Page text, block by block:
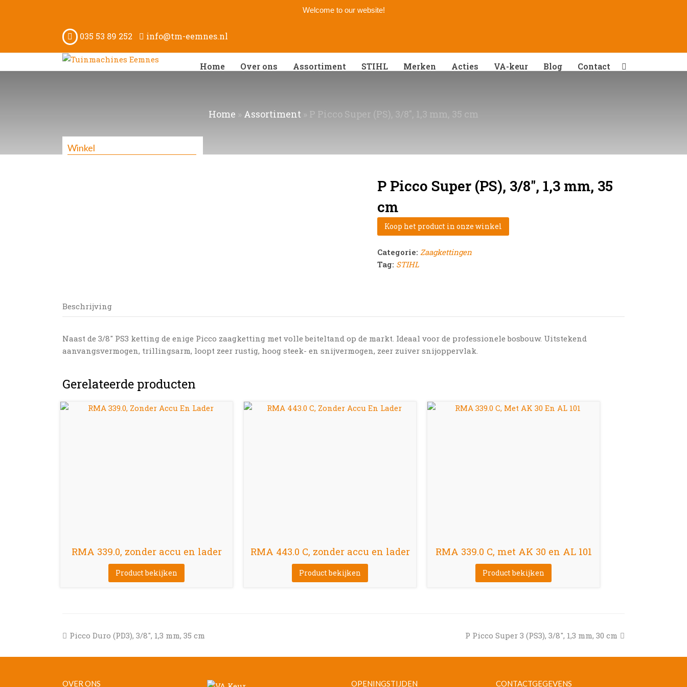
Welcome to our website!
035 53 89 252 info@tm-eemnes.nl
Home Over ons Assortiment STIHL Merken Acties VA-keur Blog Contact
Winkel
Home » Assortiment » P Picco Super (PS), 3/8″, 1,3 mm, 35 cm
P Picco Super (PS), 3/8″, 1,3 mm, 35
cm
Koop het product in onze winkel
Categorie: Zaagkettingen
Tag: STIHL
Beschrijving
Naast de 3/8″ PS3 ketting de enige Picco zaagketting met volle beiteltand op de markt. Ideaal voor de professionele bosbouw. Uitstekend
aanvangsvermogen, trillingsarm, loopt zeer rustig, hoog steek- en snijvermogen, zeer zuiver snijoppervlak.
Gerelateerde producten
RMA 339.0, zonder accu en lader
Product bekijken
RMA 443.0 C, zonder accu en lader
Product bekijken
RMA 339.0 C, met AK 30 en AL 101
Product bekijken
previous
Picco Duro (PD3), 3/8″, 1,3 mm, 35 cm
next
P Picco Super 3 (PS3), 3/8″, 1,3 mm, 30 cm
OVER ONS OPENINGSTIJDEN CONTACTGEGEVENS